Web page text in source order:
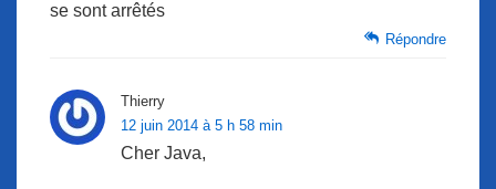
se sont arrêtés
Répondre
Thierry
12 juin 2014 à 5 h 58 min
Cher Java,